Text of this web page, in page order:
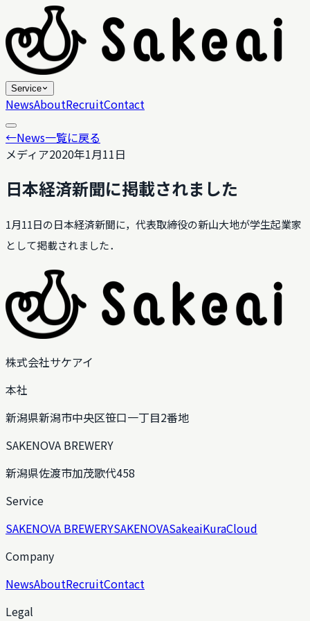
Service
NewsAboutRecruitContact
←News一覧に戻る
メディア2020年1月11日
日本経済新聞に掲載されました
1月11日の日本経済新聞に，代表取締役の新山大地が学生起業家
として掲載されました．
株式会社サケアイ
本社
新潟県新潟市中央区笹口一丁目2番地
SAKENOVA BREWERY
新潟県佐渡市加茂歌代458
Service
SAKENOVA BREWERYSAKENOVASakeaiKuraCloud
Company
NewsAboutRecruitContact
Legal